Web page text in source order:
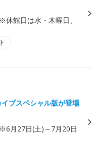
館日は水・木曜日、
ブスペシャル版が登場
月27日(土)～7月20日